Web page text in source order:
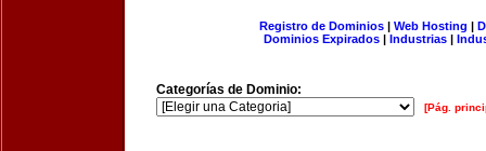
Registro de Dominios| Web Hosting |
Dominios Expirados | Industrias |
Categorías de Dominio:
[Pág.